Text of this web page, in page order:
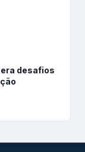
desafios